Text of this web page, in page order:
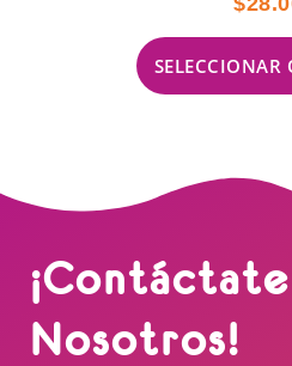
SELECCIONAR
Nosotros!